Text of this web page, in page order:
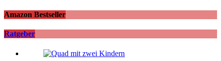
Amazon Bestseller
Ratgeber